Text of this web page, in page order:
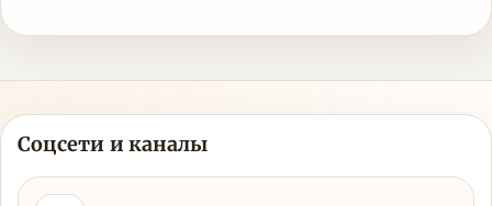
Соцсети и каналы